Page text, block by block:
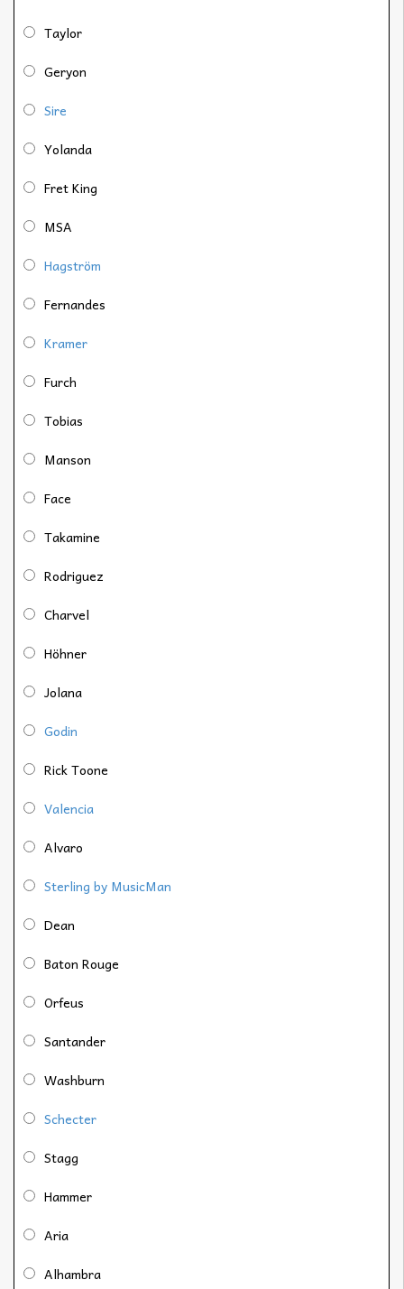
Taylor
Geryon
Sire
Yolanda
Fret King
MSA
Hagström
Fernandes
Kramer
Furch
Tobias
Manson
Face
Takamine
Rodriguez
Charvel
Höhner
Jolana
Godin
Rick Toone
Valencia
Alvaro
Sterling by MusicMan
Dean
Baton Rouge
Orfeus
Santander
Washburn
Schecter
Stagg
Hammer
Aria
Alhambra